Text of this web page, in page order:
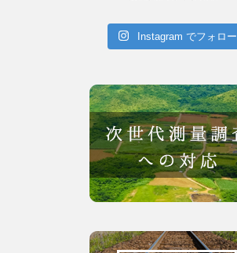
Instagram でフォロー